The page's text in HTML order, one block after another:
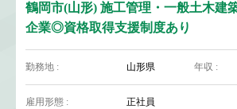
鶴岡市(山形) 施工管理・一般土木建
企業◎資格取得支援制度あり
勤務地 : 山形県 年収 :
雇用形態 : 正社員